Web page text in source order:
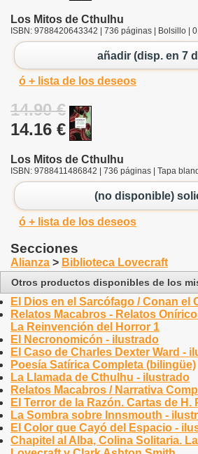
Los Mitos de Cthulhu
ISBN: 9788420643342 | 736 páginas | Bolsillo |
añadir (disp. en 7
ó + lista de los deseos
14.90 €
14.16 €
Los Mitos de Cthulhu
ISBN: 9788411486842 | 736 páginas | Tapa
(no disponible)
ó + lista de los deseos
Secciones
Alianza > Biblioteca Lovecraft
Otros productos disponibles de los
El Dios en el Sarcófago / Conan el
Relatos Macabros - Relatos
La Reinvención del Horror 1
El Necronomicón - ilustrado
El Caso de Charles Dexter Ward -
Poesía Satírica Completa (bilingüe)
La Llamada de Cthulhu - ilustrado
Relatos Macabros / Narrativa
El Terror de la Razón. Cartas de H.
La Sombra sobre Innsmouth -
El Color que Cayó del Espacio -
Chapitel al Alba, Colina Solitaria.